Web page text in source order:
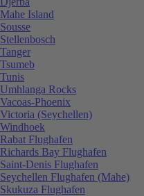
Mahe Island
Sousse
Stellenbosch
Tanger
Tsumeb
Tunis
Umhlanga Rocks
Vacoas-Phoenix
Victoria (Seychellen)
Windhoek
Rabat Flughafen
Richards Bay Flughafen
Saint-Denis Flughafen
Seychellen Flughafen (Mahe)
Skukuza Flughafen